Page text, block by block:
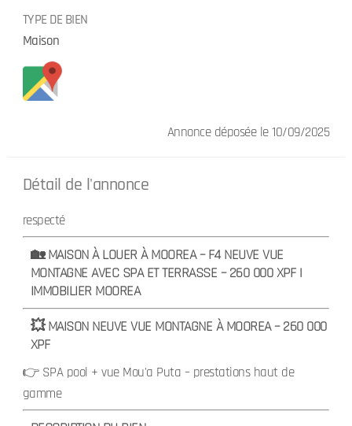
TYPE DE BIEN
Maison
Annonce déposée le 10/09/2025
Détail de l'annonce
respecté
🏡 MAISON À LOUER À MOOREA – F4 NEUVE VUE
MONTAGNE AVEC SPA ET TERRASSE – 260 000 XPF |
IMMOBILIER MOOREA
💥 MAISON NEUVE VUE MONTAGNE À MOOREA – 260 000
XPF
👉 SPA pool + vue Mou'a Puta – prestations haut de
gamme